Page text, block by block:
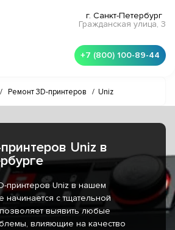
г. Санкт-Петербург
Гражданская улица, 3
+7 (800) 100-89-44
/ Ремонт 3D-принтеров / Uniz
Uniz в
принтеров Uniz в нашем
начинается с тщательной
позволяет выявить любые
влияющие на качество